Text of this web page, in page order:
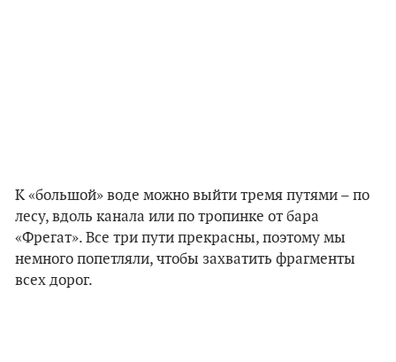
К «большой» воде можно выйти тремя путями – по
лесу, вдоль канала или по тропинке от бара
«Фрегат». Все три пути прекрасны, поэтому мы
немного попетляли, чтобы захватить фрагменты
всех дорог.